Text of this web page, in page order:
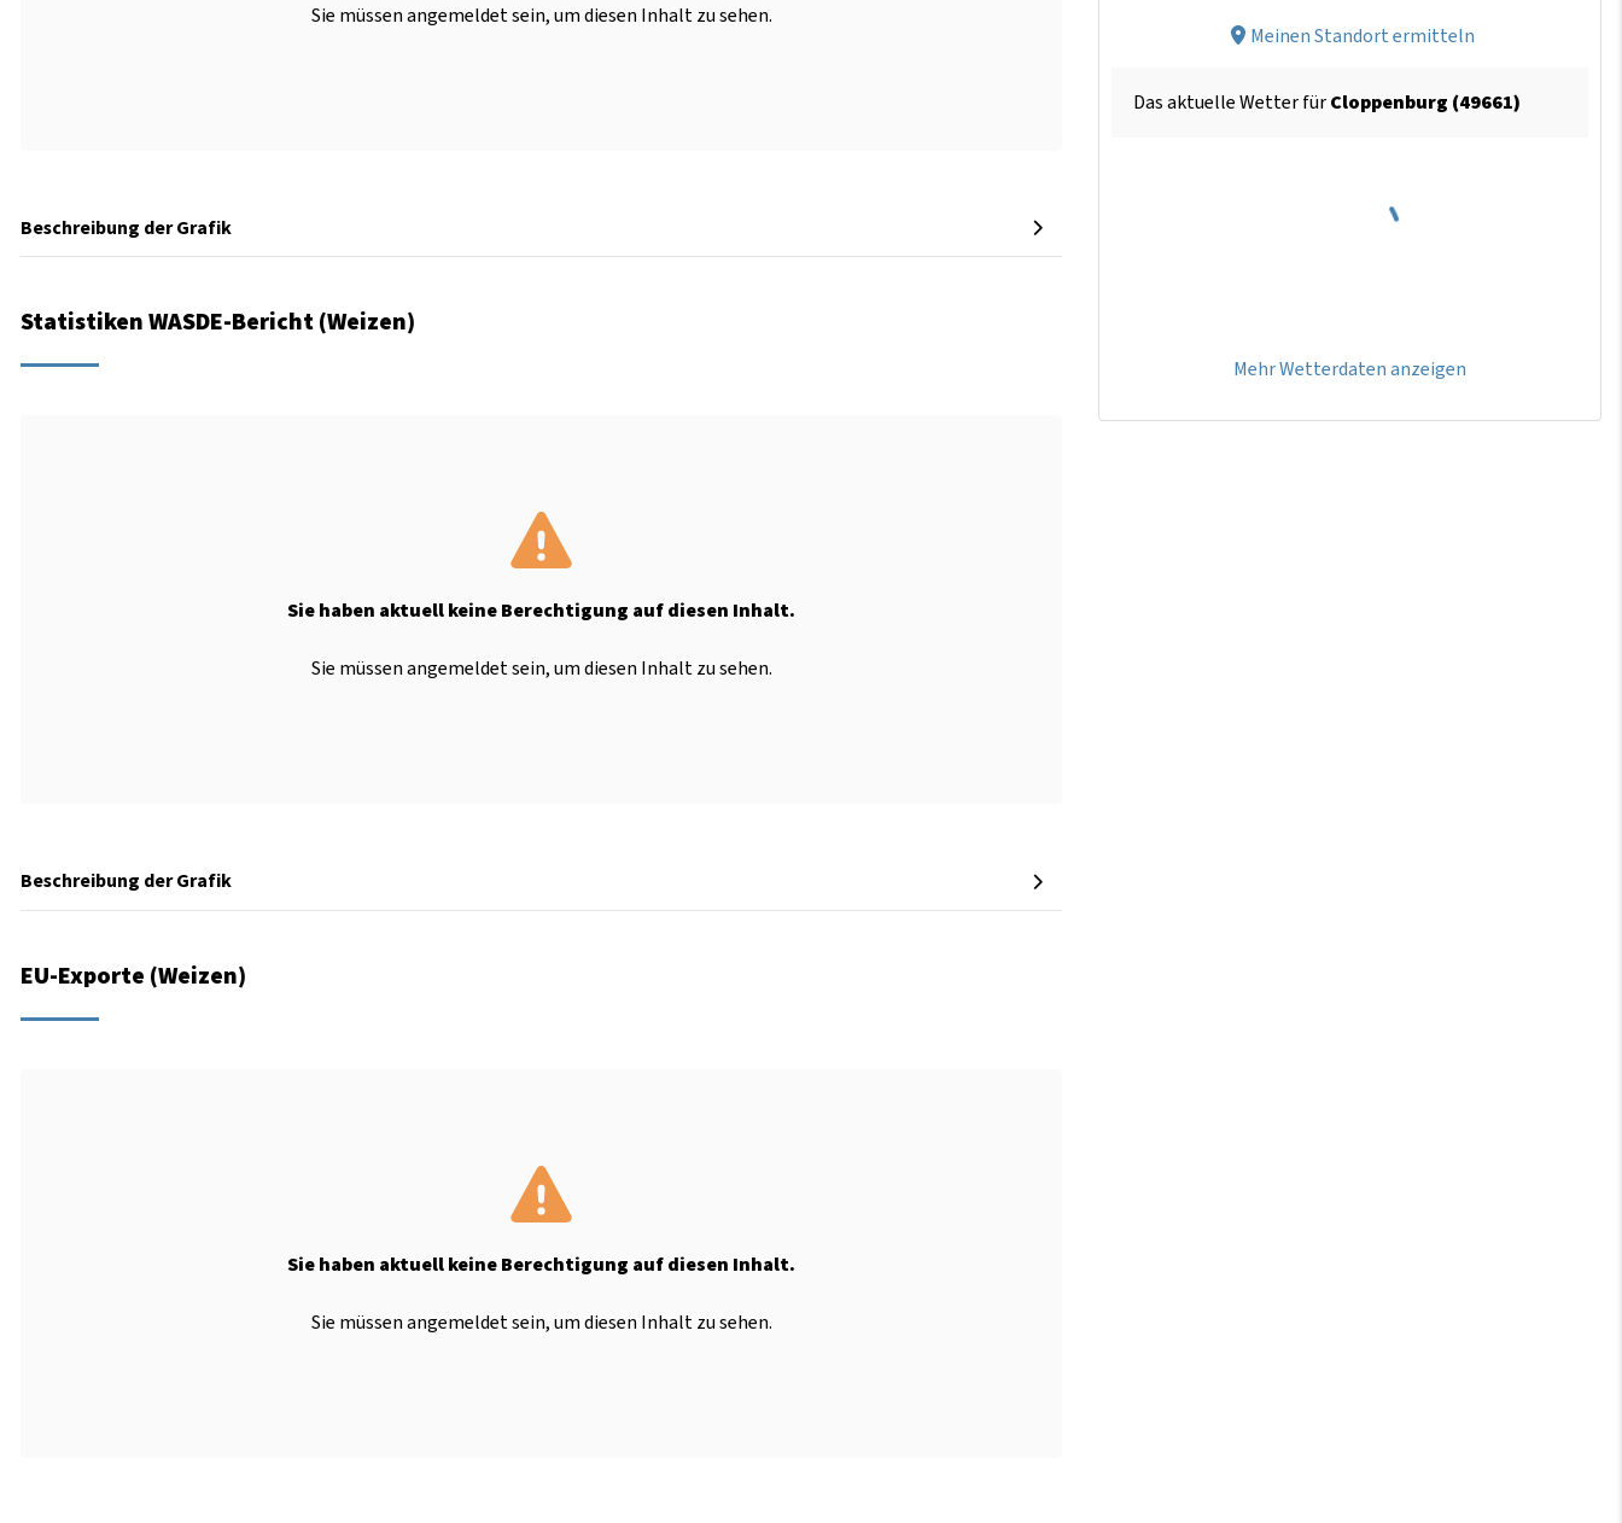
Sie müssen angemeldet sein, um diesen Inhalt zu sehen.
Beschreibung der Grafik
Statistiken WASDE-Bericht (Weizen)
Sie haben aktuell keine Berechtigung auf diesen Inhalt.
Sie müssen angemeldet sein, um diesen Inhalt zu sehen.
Beschreibung der Grafik
EU-Exporte (Weizen)
Sie haben aktuell keine Berechtigung auf diesen Inhalt.
Sie müssen angemeldet sein, um diesen Inhalt zu sehen.
Meinen Standort ermitteln
Das aktuelle Wetter fürCloppenburg (49661)
Mehr Wetterdaten anzeigen